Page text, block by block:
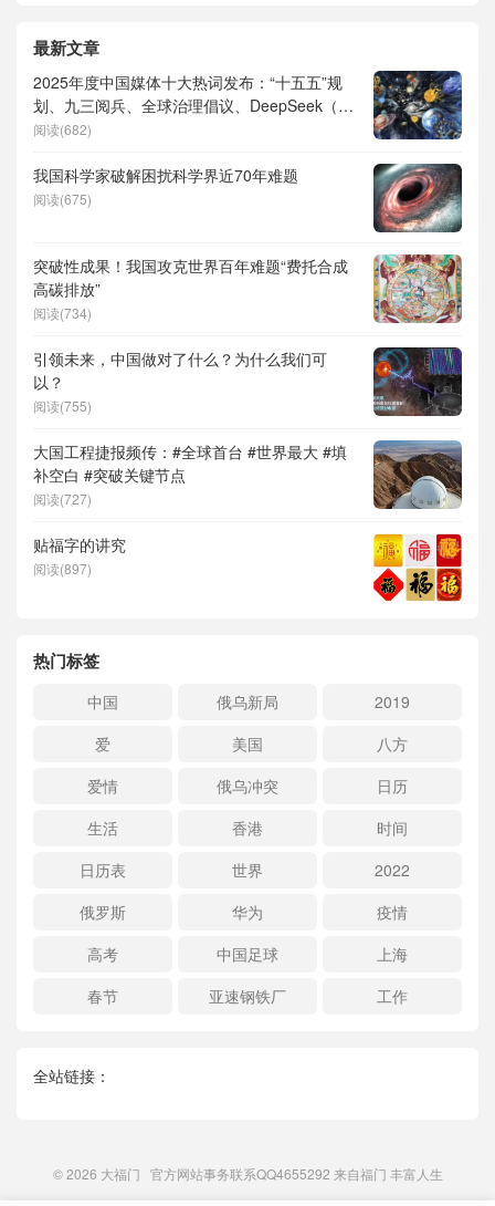
最新文章
2025年度中国媒体十大热词发布：“十五五”规
划、九三阅兵、全球治理倡议、DeepSeek（深
度求索）、人形机器人、苏超、票根经济、育
阅读(682)
我国科学家破解困扰科学界近70年难题
阅读(675)
突破性成果！我国攻克世界百年难题“费托合成
高碳排放”
阅读(734)
引领未来，中国做对了什么？为什么我们可
以？
阅读(755)
大国工程捷报频传：#全球首台 #世界最大 #填
补空白 #突破关键节点
阅读(727)
贴福字的讲究
阅读(897)
热门标签
中国 俄乌新局
2019
爱
美国
八方
爱情
俄乌冲突
日历
生活
香港
时间
日历表
世界
2022
俄罗斯
华为
疫情
高考
中国足球
上海
春节
亚速钢铁厂 工作
全站链接：
© 2026 大福门 官方网站事务联系QQ4655292 来自福门 丰富人生